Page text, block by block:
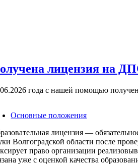
лицензия на
года с нашей помощью
Основные положения
лицензия —
Волгоградской области после
право организации
уже с оценкой качества